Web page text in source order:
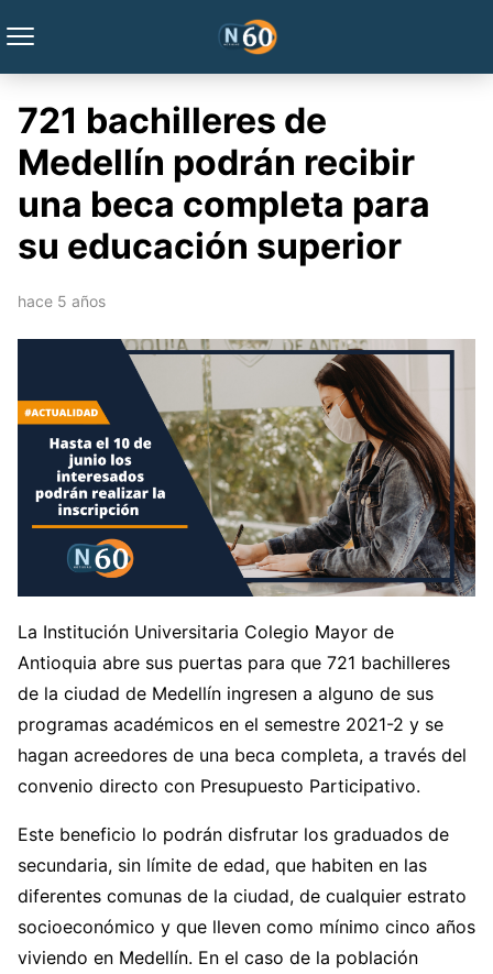
721 bachilleres de
Medellín podrán recibir
una beca completa para
su educación superior
hace 5 años
La Institución Universitaria Colegio Mayor de
Antioquia abre sus puertas para que 721 bachilleres
de la ciudad de Medellín ingresen a alguno de sus
programas académicos en el semestre 2021-2 y se
hagan acreedores de una beca completa, a través del
convenio directo con Presupuesto Participativo.
Este beneficio lo podrán disfrutar los graduados de
secundaria, sin límite de edad, que habiten en las
diferentes comunas de la ciudad, de cualquier estrato
socioeconómico y que lleven como mínimo cinco años
viviendo en Medellín. En el caso de la población